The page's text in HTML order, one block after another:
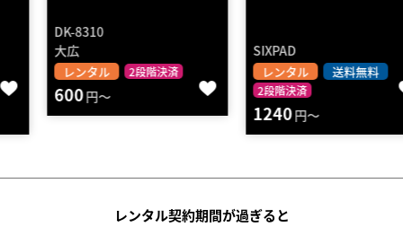
DK-8310
レンタル 2段階決済
円～
SIXPAD
レンタル 送料無料
2段階決済
1240円～
レンタル契約期間が過ぎると